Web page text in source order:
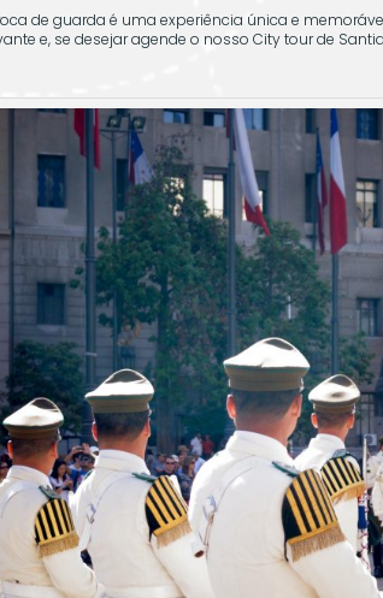
de guarda é uma experiência única e
e, se desejar agende o nosso City tour de